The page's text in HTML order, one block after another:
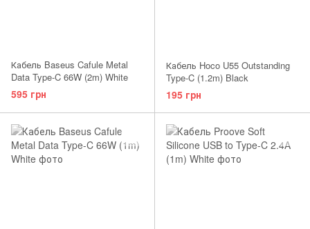
Кабель Baseus Cafule Metal
Data Type-C 66W (2m) White
595 грн
Кабель Hoco U55 Outstanding
Type-C (1.2m) Black
195 грн